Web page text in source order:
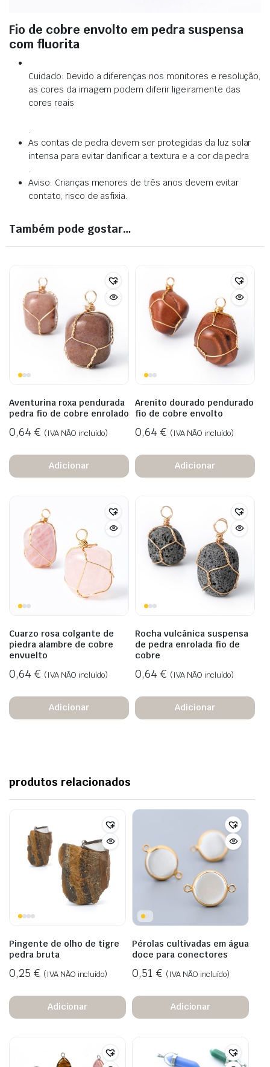
Fio de cobre envolto em pedra suspensa
com fluorita
Cuidado: Devido a diferenças nos monitores e resolução,
as cores da imagem podem diferir ligeiramente das
cores reais
.
As contas de pedra devem ser protegidas da luz solar
intensa para evitar danificar a textura e a cor da pedra
.
Aviso: Crianças menores de três anos devem evitar
contato, risco de asfixia.
Também pode gostar…
Aventurina roxa pendurada
pedra fio de cobre enrolado
0,64 € (IVA NÃO incluído)
Adicionar
Arenito dourado pendurado
fio de cobre envolto
0,64 € (IVA NÃO incluído)
Adicionar
Cuarzo rosa colgante de
piedra alambre de cobre
envuelto
0,64 € (IVA NÃO incluído)
Adicionar
Rocha vulcânica suspensa
de pedra enrolada fio de
cobre
0,64 € (IVA NÃO incluído)
Adicionar
produtos relacionados
Pingente de olho de tigre
pedra bruta
0,25 € (IVA NÃO incluído)
Adicionar
Pérolas cultivadas em água
doce para conectores
0,51 € (IVA NÃO incluído)
Adicionar